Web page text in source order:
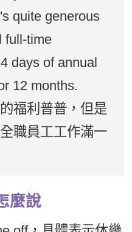
quite generous
full-time
days of annual
12 months.
福利普普，但是
職員工工作滿一
麼說